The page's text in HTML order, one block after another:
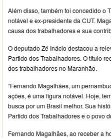
Além disso, também foi concedido o
notável e ex-presidente da CUT.
causa dos trabalhadores e sua
O deputado Zé Inácio destacou a
Partido dos Trabalhadores. O título
dos trabalhadores no Maranhão.
“Fernando Magalhães, um
ações, é uma figura notável. Hoje,
busca por um Brasil melhor. Sua
Partido dos Trabalhadores e o povo
Fernando Magalhães, ao receber a